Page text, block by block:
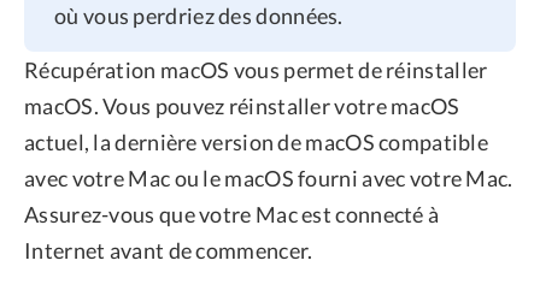
où vous perdriez des données.
Récupération macOS vous permet de réinstaller
macOS. Vous pouvez réinstaller votre macOS
actuel, la dernière version de macOS compatible
avec votre Mac ou le macOS fourni avec votre Mac.
Assurez-vous que votre Mac est connecté à
Internet avant de commencer.